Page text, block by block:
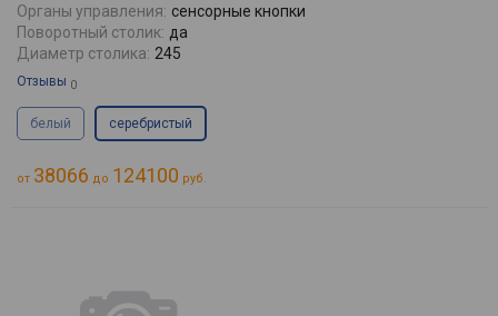
Органы управления: сенсорные кнопки
Поворотный столик: да
Диаметр столика: 245
Отзывы 0
белый серебристый
от 38066 до 124100 руб.